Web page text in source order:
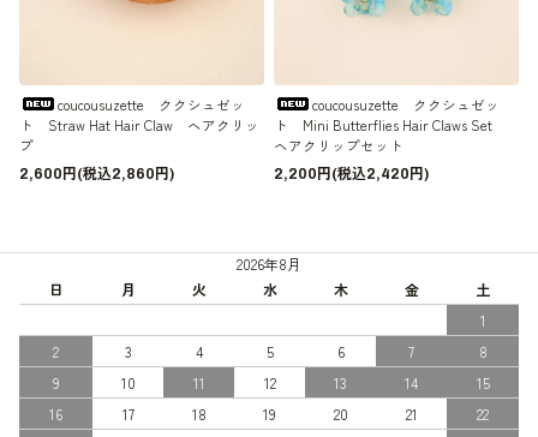
coucousuzette ククシュゼッ
ト Straw Hat Hair Claw ヘアクリッ
プ
2,600円(税込2,860円)
coucousuzette ククシュゼッ
ト Mini Butterflies Hair Claws Set
ヘアクリップセット
2,200円(税込2,420円)
2026年8月
日
月 火 水 木 金
土
1
2
3 4 5 6 7
8
9
10 11 12 13 14
15
16
17 18 19 20 21
22